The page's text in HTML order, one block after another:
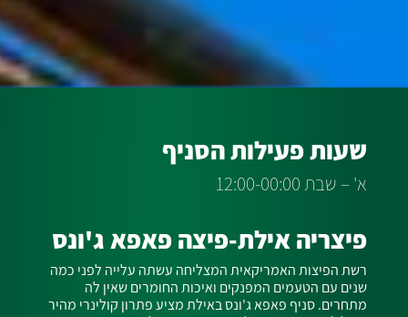
שעות פעילות הסניף
א' – שבת 12:00-00:00
פיצריה אילת-פיצה פאפא ג'ונס
רשת הפיצות האמריקאית המצליחה עשתה עלייה לפני כמה
שנים עם הטעמים המפנקים ואיכות החומרים שאין לה
מתחרים. סניף פאפא ג'ונס באילת מציע פתרון קולינרי מהיר